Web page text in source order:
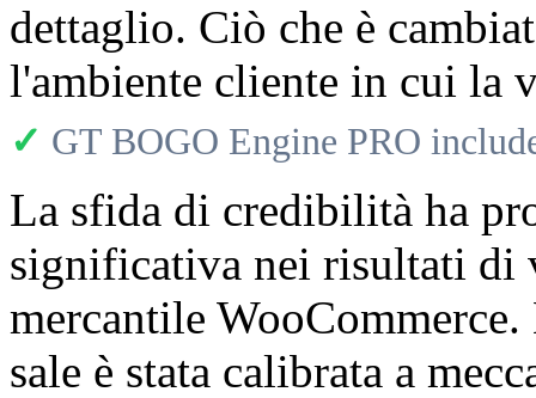
dettaglio. Ciò che è
l'ambiente cliente in cui la
✓ GT BOGO Engine PRO
La sfida di credibilità ha
significativa nei risultati di
mercantile
sale è stata calibrata a